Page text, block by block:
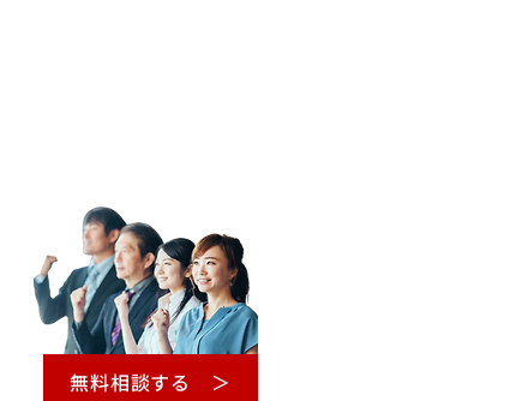
無料相談する ＞